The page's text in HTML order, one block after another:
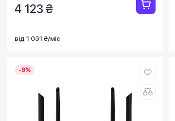
4 123 ₴
від 1 031 ₴/міс
-9%